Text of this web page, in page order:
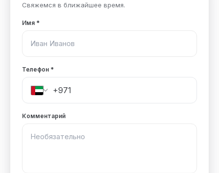
Свяжемся в ближайшее время.
Имя *
Телефон *
Комментарий